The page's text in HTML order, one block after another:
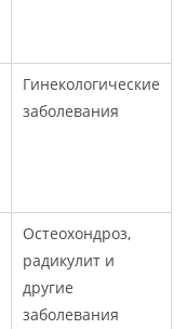
Гинекологические
заболевания
Остеохондроз,
радикулит и
другие
заболевания